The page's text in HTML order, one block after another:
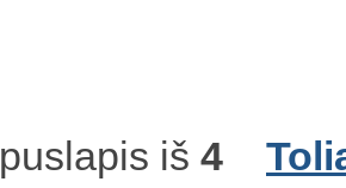
puslapis iš 4